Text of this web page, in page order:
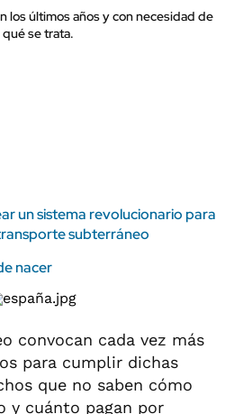
los últimos años y con necesidad de
se trata.
un sistema revolucionario para
subterráneo
nacer
convocan cada vez más
para cumplir dichas
que no saben cómo
y cuánto pagan por